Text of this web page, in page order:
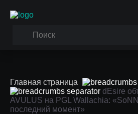
Главная страница
dEsire
AVULUS на PGL Wallachia:
последний момент»